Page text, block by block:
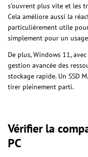
s’ouvrent plus vite et les
Cela améliore aussi la
particulièrement utile
simplement pour un
De plus, Windows 11,
gestion avancée des
stockage rapide. Un SSD
tirer pleinement parti.
Vérifier la
PC